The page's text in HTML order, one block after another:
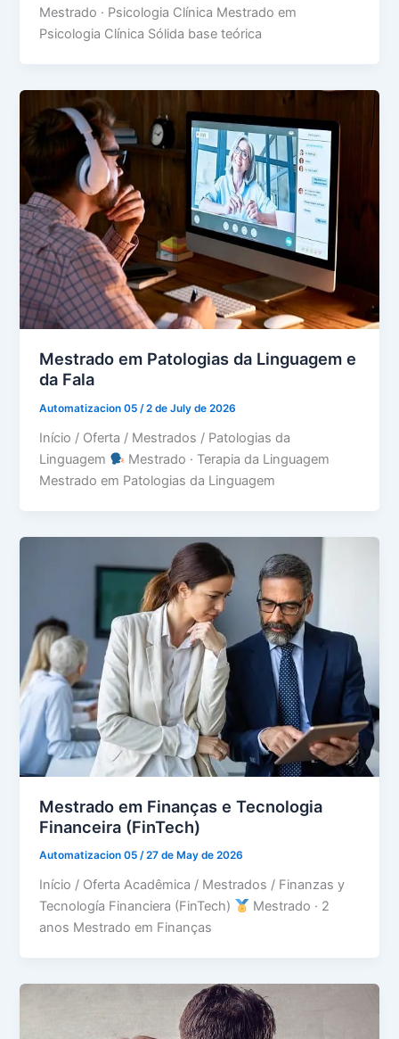
Mestrado · Psicologia Clínica Mestrado em
Psicologia Clínica Sólida base teórica
Mestrado em Patologias da Linguagem e
da Fala
Automatizacion 05/2 de July de 2026
Início / Oferta / Mestrados / Patologias da
Linguagem
Mestrado · Terapia da Linguagem
Mestrado em Patologias da Linguagem
Mestrado em Finanças e Tecnologia
Financeira (FinTech)
Automatizacion 05/27 de May de 2026
Início / Oferta Acadêmica / Mestrados / Finanzas y
Tecnología Financiera (FinTech)
Mestrado · 2
anos Mestrado em Finanças